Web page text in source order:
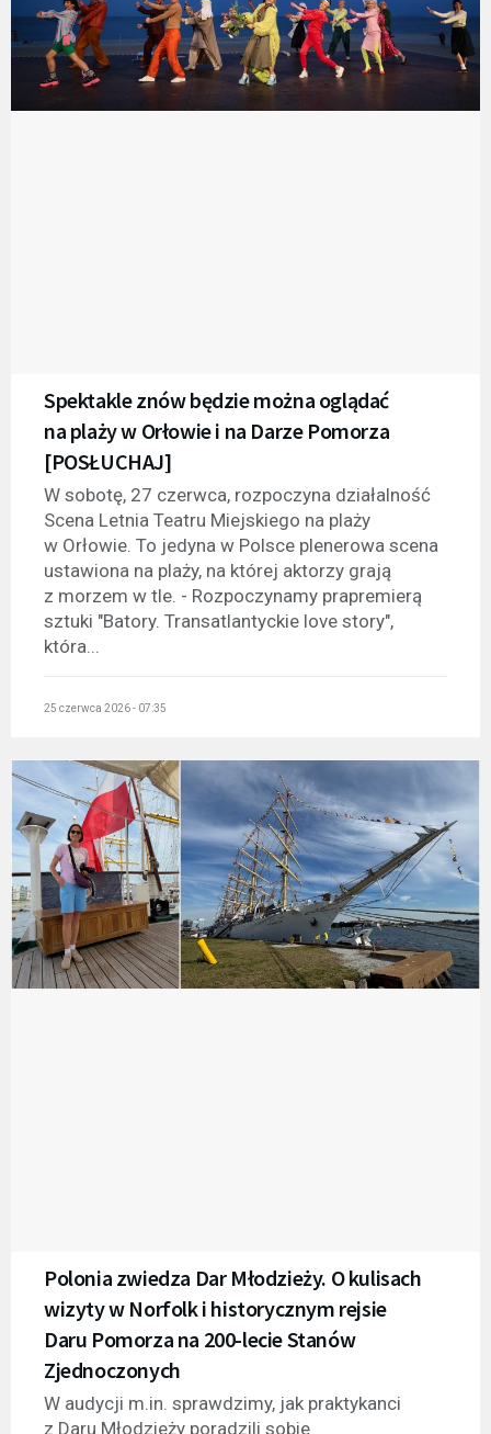
Spektakle znów będzie można oglądać
na plaży w Orłowie i na Darze Pomorza
[POSŁUCHAJ]
W sobotę, 27 czerwca, rozpoczyna działalność
Scena Letnia Teatru Miejskiego na plaży
w Orłowie. To jedyna w Polsce plenerowa scena
ustawiona na plaży, na której aktorzy grają
z morzem w tle. - Rozpoczynamy prapremierą
sztuki "Batory. Transatlantyckie love story",
która...
25 czerwca 2026 - 07:35
Polonia zwiedza Dar Młodzieży. O kulisach
wizyty w Norfolk i historycznym rejsie
Daru Pomorza na 200-lecie Stanów
Zjednoczonych
W audycji m.in. sprawdzimy, jak praktykanci
z Daru Młodzieży poradzili sobie